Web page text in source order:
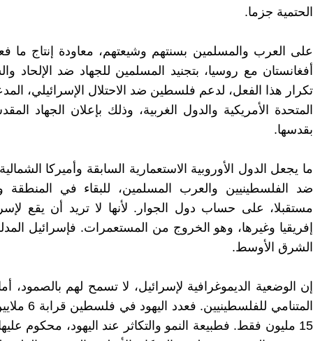
الحتمية جزما.
على العرب والمسلمين بسنتهم وشيعتهم، معاودة إنتاج ما
أفغانستان مع روسيا، بتجنيد المسلمين للجهاد ضد الإلحاد
تكرار هذا الفعل، لدعم فلسطين ضد الاحتلال الإسرائيلي،
المتحدة الأمريكية والدول الغربية، وذلك بإعلان الجهاد
بقدسها.
ما يجعل الدول الأوروبية الاستعمارية السابقة وأميركا
ضد الفلسطينيين والعرب المسلمين، للبقاء في
مستقبلا، على حساب دول الجوار. لأنها لا تريد أن يقع
إفريقيا وغيرها، وهو الخروج من المستعمرات. فإسرائيل
الشرق الأوسط.
إن الوضعية الديموغرافية لإسرائيل، لا تسمح لهم بالصمود،
المتنامي
15 مليون فقط. فطبيعة النمو والتكاثر عند اليهود، محكوم